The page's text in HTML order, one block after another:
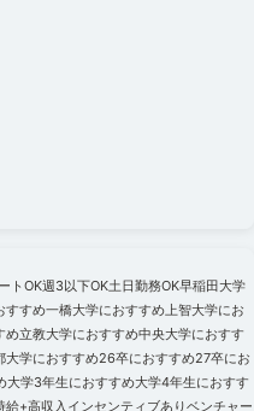
トOK週3以下OK土日勤務OK早稲田大学
すすめ一橋大学におすすめ上智大学にお
め立教大学におすすめ中央大学におすす
大学におすすめ26卒におすすめ27卒にお
大学3年生におすすめ大学4年生におすす
給+高収入 インセンティブありベンチャー